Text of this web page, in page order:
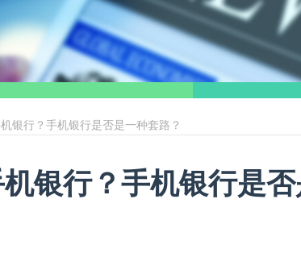
银行？手机银行是否是一种套路？
银行？手机银行是